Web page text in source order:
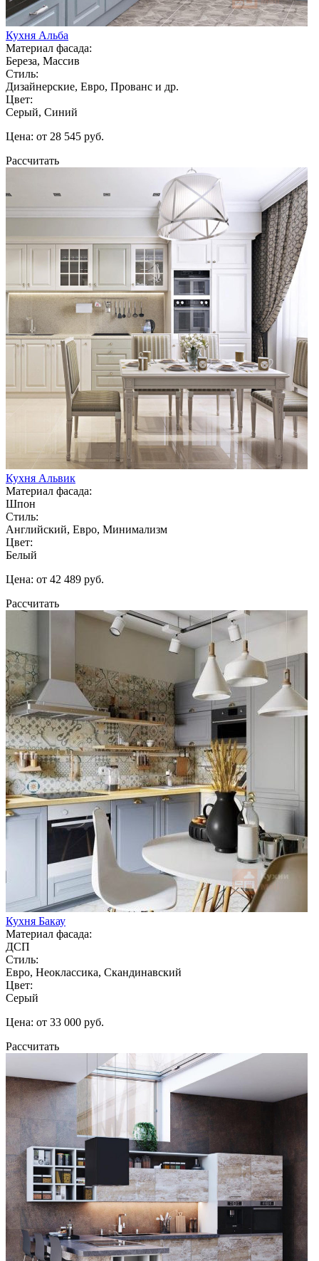
Кухня Альба
Материал фасада:
Береза, Массив
Стиль:
Дизайнерские, Евро, Прованс и др.
Цвет:
Серый, Синий
Цена: от 28 545 руб.
Рассчитать
Кухня Альвик
Материал фасада:
Шпон
Стиль:
Английский, Евро, Минимализм
Цвет:
Белый
Цена: от 42 489 руб.
Рассчитать
Кухня Бакау
Материал фасада:
ДСП
Стиль:
Евро, Неоклассика, Скандинавский
Цвет:
Серый
Цена: от 33 000 руб.
Рассчитать